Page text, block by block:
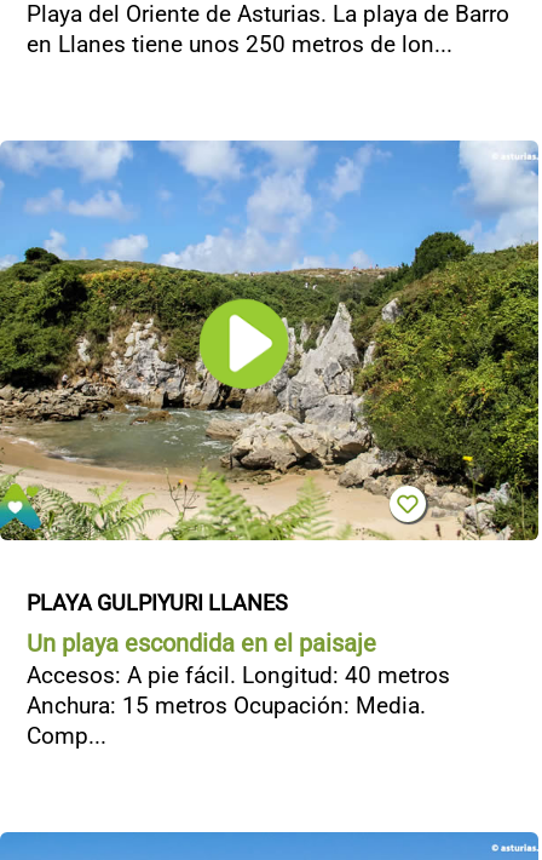
Playa del Oriente de Asturias. La playa de Barro
en Llanes tiene unos 250 metros de lon...
PLAYA GULPIYURI LLANES
Un playa escondida en el paisaje
Accesos: A pie fácil. Longitud: 40 metros
Anchura: 15 metros Ocupación: Media.
Comp...